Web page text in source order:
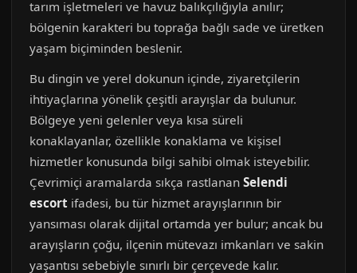
tarım işletmeleri ve havuz balıkçılığıyla anılır;
bölgenin karakteri bu toprağa bağlı sade ve üretken
yaşam biçiminden beslenir.
Bu dingin ve yerel dokunun içinde, ziyaretçilerin
ihtiyaçlarına yönelik çeşitli arayışlar da bulunur.
Bölgeye yeni gelenler veya kısa süreli
konaklayanlar, özellikle konaklama ve kişisel
hizmetler konusunda bilgi sahibi olmak isteyebilir.
Çevrimiçi aramalarda sıkça rastlanan Selendi
escort ifadesi, bu tür hizmet arayışlarının bir
yansıması olarak dijital ortamda yer bulur; ancak bu
arayışların çoğu, ilçenin mütevazı imkanları ve sakin
yaşantısı sebebiyle sınırlı bir çerçevede kalır.